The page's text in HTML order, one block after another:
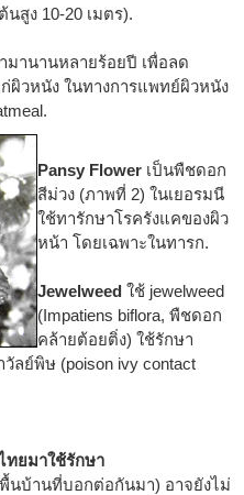
สูง 10-20 เมตร).
มานานหลายร้อยปี เพื่อลด
ผิวหนัง ในทางการแพทย์ผิวหนัง
Pansy Flower เป็นพืชดอก
สีม่วง (ภาพที่ 2) ในเยอรมนี
ใช้ทารักษาโรครังแคของผิว
หน้า โดยเฉพาะในทารก.
Jewelweed ใช้ jewelweed
(Impatiens biflora, พืชดอก
คล้ายต้อยติ่ง) ใช้รักษา
ลย์พิษ (poison ivy contact
ทยมาใช้รักษา
นบ้านที่บอกต่อกันมา) อาจยังไม่